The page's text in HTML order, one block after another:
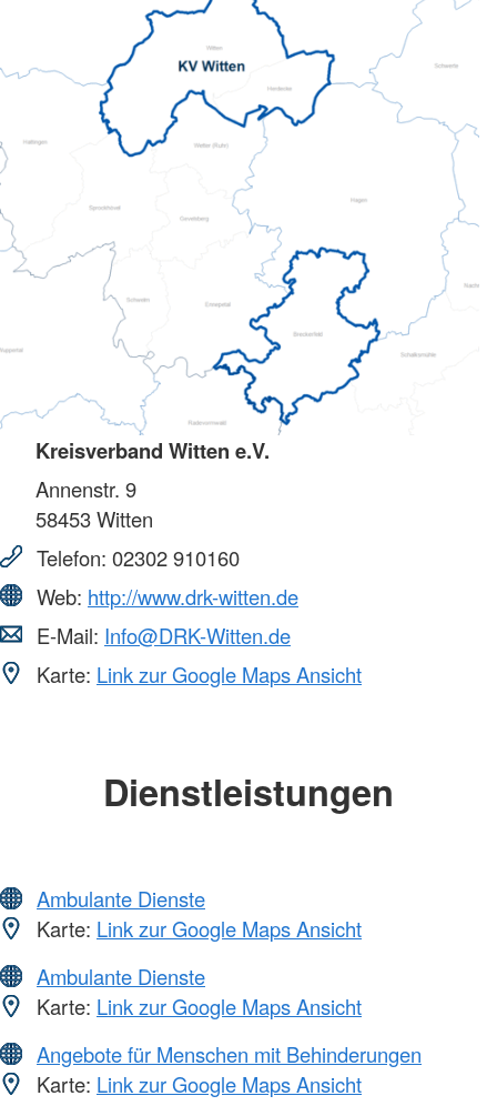
Kreisverband Witten e.V.
Annenstr. 9
58453Witten
Telefon: 02302 910160
Web: http://www.drk-witten.de
E-Mail: Info@DRK-Witten.de
Karte: Link zur Google Maps Ansicht
Dienstleistungen
Ambulante Dienste
Karte: Link zur Google Maps Ansicht
Ambulante Dienste
Karte: Link zur Google Maps Ansicht
Angebote für Menschen mit Behinderungen
Karte: Link zur Google Maps Ansicht